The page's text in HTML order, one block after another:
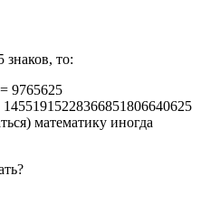
то:
9765625
математику иногда